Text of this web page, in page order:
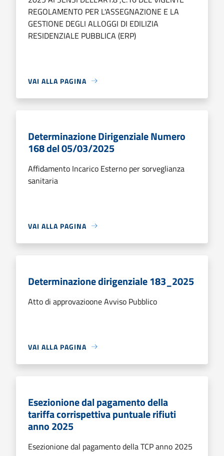
REGOLAMENTO PER L'ASSEGNAZIONE E LA
GESTIONE DEGLI ALLOGGI DI EDILIZIA
RESIDENZIALE PUBBLICA (ERP)
VAI ALLA PAGINA
Determinazione Dirigenziale Numero
168 del 05/03/2025
Affidamento Incarico Esterno per sorveglianza
sanitaria
VAI ALLA PAGINA
Determinazione dirigenziale 183_2025
Atto di approvazioone Avviso Pubblico
VAI ALLA PAGINA
Esezionione dal pagamento della
tariffa corrispettiva puntuale rifiuti
anno 2025
Esezionione dal pagamento della TCP anno 2025